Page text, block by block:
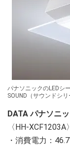
パナソニックのLEDシ
SOUND（サウンドシ
DATA パナソニ
〈HH-
・消費電力：